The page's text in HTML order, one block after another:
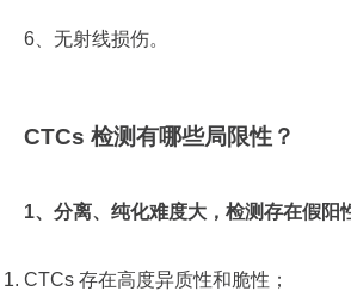
6、无射线损伤。
CTCs 检测有哪些局限性？
1、 分离、纯化难度大，检测存在假阳
CTCs 存在高度异质性和脆性；